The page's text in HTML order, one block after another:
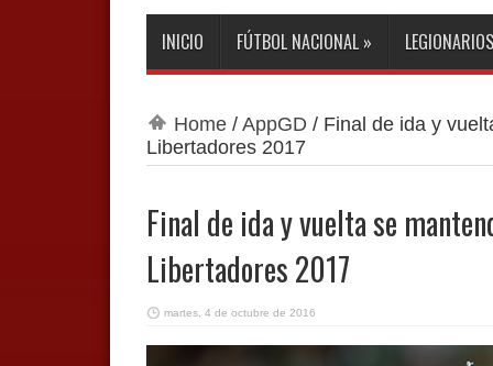
INICIO FÚTBOL NACIONAL » LEGIONARIOS
Home/ AppGD / Final de ida y
Libertadores 2017
Final de ida y vuelta se
Libertadores 2017
martes, 4 de octubre de 2016